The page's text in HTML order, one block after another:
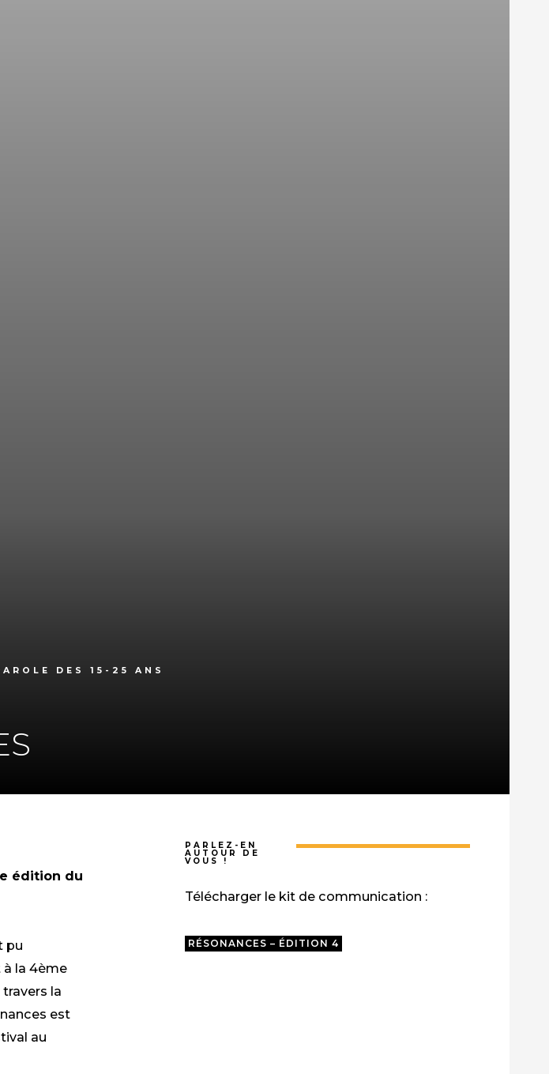
DES 15-25 ANS
édition du
pu
à la 4ème
la
est
au
PARLEZ-EN
AUTOUR DE
VOUS !
Télécharger le kit de communication :
RÉSONANCES – ÉDITION 4